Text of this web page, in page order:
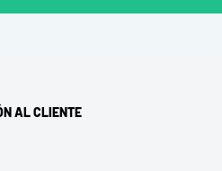
AL CLIENTE